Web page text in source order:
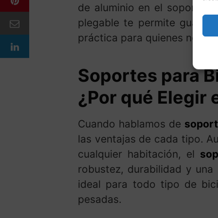
de aluminio en el soporte
plegable te permite
práctica para quienes
Soportes para
¿Por qué Elegir
Cuando hablamos de
las ventajas de cada tipo.
cualquier habitación, el
robustez, durabilidad y
ideal para todo tipo de
pesadas.